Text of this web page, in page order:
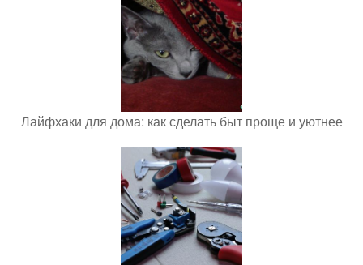
Лайфхаки для дома: как сделать быт проще и уютнее